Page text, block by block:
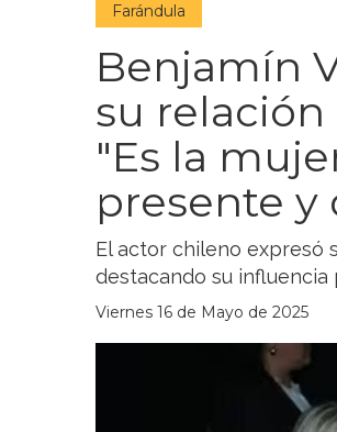
Farándula
Benjamín
su relación
"Es la
presente
El actor chileno expresó
destacando su
Viernes 16 de Mayo de 2025